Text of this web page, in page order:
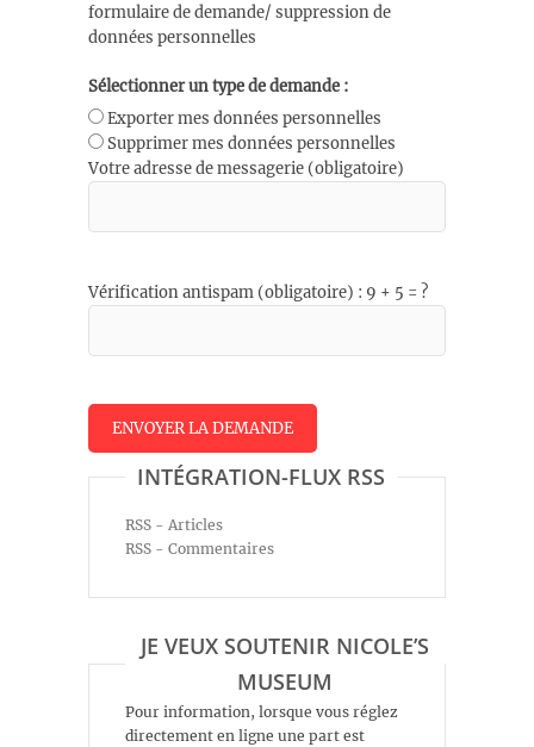
formulaire de demande/ suppression de
données personnelles
Sélectionner un type de demande :
Exporter mes données personnelles
Supprimer mes données personnelles
Votre adresse de messagerie (obligatoire)
Vérification antispam (obligatoire) : 9 + 5 = ?
INTÉGRATION-FLUX RSS
RSS - Articles
RSS - Commentaires
JE VEUX SOUTENIR NICOLE’S
MUSEUM
Pour information, lorsque vous réglez
directement en ligne une part est